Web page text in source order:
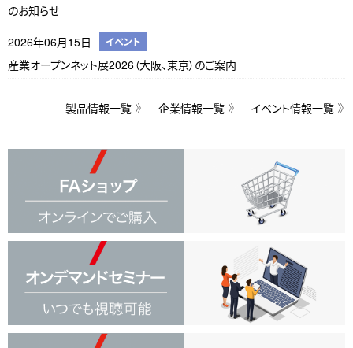
のお知らせ
2026年06月15日
イベント
産業オープンネット展2026（大阪、東京）のご案内
製品情報一覧 企業情報一覧 イベント情報一覧